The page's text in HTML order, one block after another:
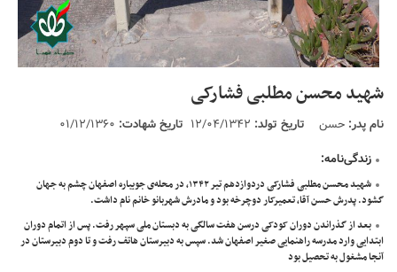
شهید محسن مطلبی فشارکی
نام پدر: حسن‌ تاریخ تولد: ۱۲/۰۴/۱۳۴۲ تاریخ شهادت: ۰۱/۱۲/۱۳۶۰
زندگی‌نامه:
شهید محسن مطلبی فشارکی دردوازدهم تير ۱۳۴۲، در محله‌ی جویباره اصفهان چشم به جهان
گشود. پدرش حسن آقا، تعمیرکار دوچرخه بود و مادرش شهربانو خانم نام داشت.
بعد از گذراندن دوران کودکی درسن هفت سالگی به دبستان ملی سپهر رفت. پس از اتمام دوران
ابتدایی وارد مدرسه راهنمایی صغیر اصفهان شد. سپس به دبیرستان هاتف رفت و تا دوم دبیرستان در
آنجا مشغول به تحصیل بود